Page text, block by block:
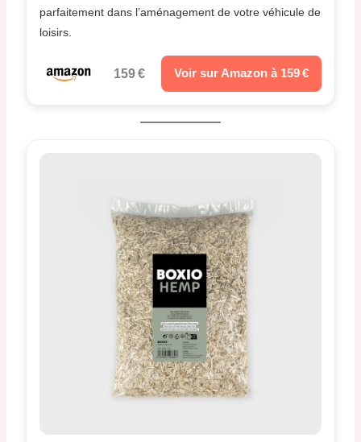
parfaitement dans l’aménagement de votre véhicule de
loisirs.
159 € Voir sur Amazon à 159 €